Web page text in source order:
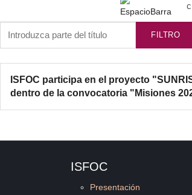
FILTRO
ISFOC participa en el proyecto
dentro de la convocatoria "Misiones
ISFOC
Presentación